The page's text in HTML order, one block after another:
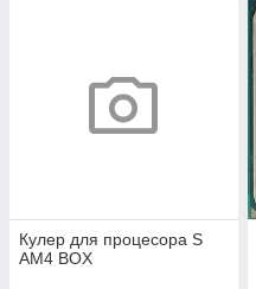
Кулер для процесора S
AM4 BOX